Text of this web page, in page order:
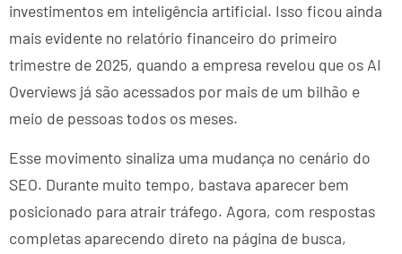
investimentos em inteligência artificial. Isso ficou ainda
mais evidente no relatório financeiro do primeiro
trimestre de 2025, quando a empresa revelou que os AI
Overviews já são acessados por mais de um bilhão e
meio de pessoas todos os meses.
Esse movimento sinaliza uma mudança no cenário do
SEO. Durante muito tempo, bastava aparecer bem
posicionado para atrair tráfego. Agora, com respostas
completas aparecendo direto na página de busca,